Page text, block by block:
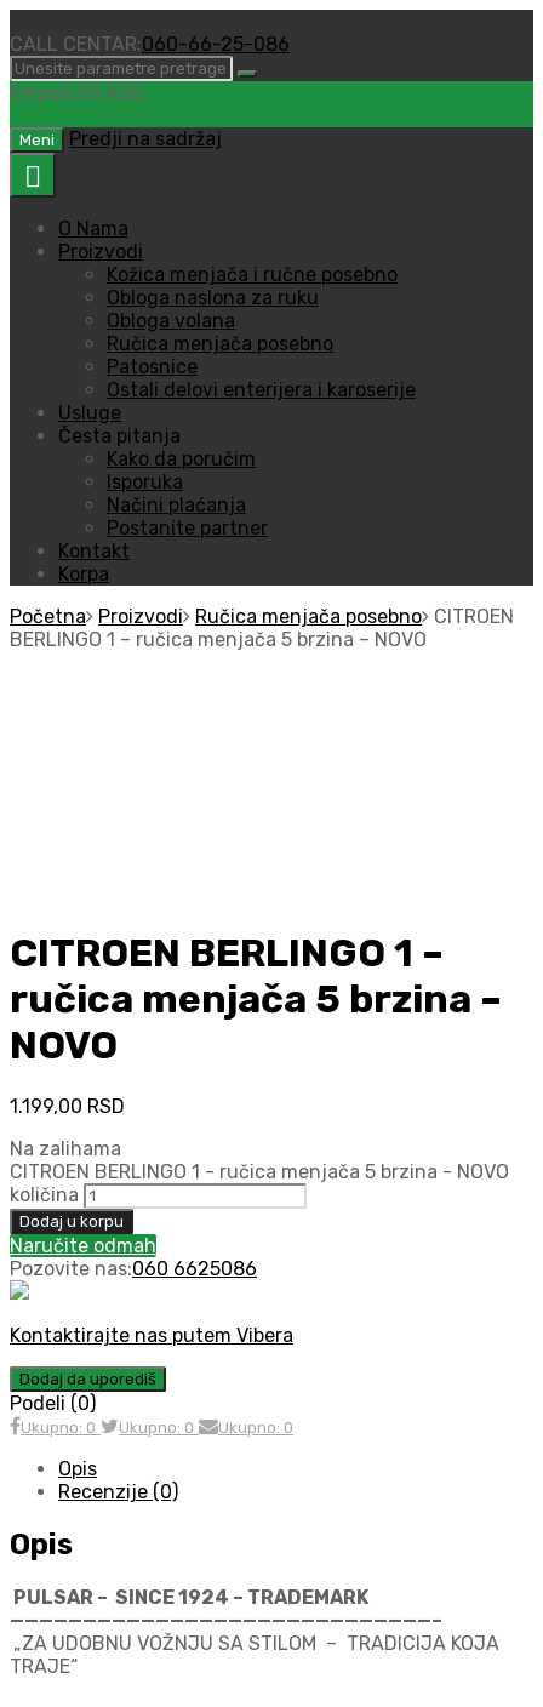
CALL CENTAR:060-66-25-086
Korpa0,00 RSD
Meni Predji na sadržaj
O Nama
Proizvodi
Kožica menjača i ručne posebno
Obloga naslona za ruku
Obloga volana
Ručica menjača posebno
Patosnice
Ostali delovi enterijera i karoserije
Usluge
Česta pitanja
Kako da poručim
Isporuka
Načini plaćanja
Postanite partner
Kontakt
Korpa
Početna
Proizvodi Ručica menjača posebno CITROEN
BERLINGO 1 – ručica menjača 5 brzina – NOVO
CITROEN BERLINGO 1 –
ručica menjača 5 brzina –
NOVO
1.199,00 RSD
Na zalihama
CITROEN BERLINGO 1 - ručica menjača 5 brzina - NOVO
količina
Dodaj u korpu
Naručite odmah
Pozovite nas:060 6625086
Kontaktirajte nas putem Vibera
Dodaj da uporediš
Podeli (0)
Ukupno: 0 Ukupno: 0 Ukupno: 0
Opis
Recenzije (0)
Opis
PULSAR – SINCE 1924 – TRADEMARK
—————————————————————————————–
„ZA UDOBNU VOŽNJU SA STILOM – TRADICIJA KOJA
TRAJE“